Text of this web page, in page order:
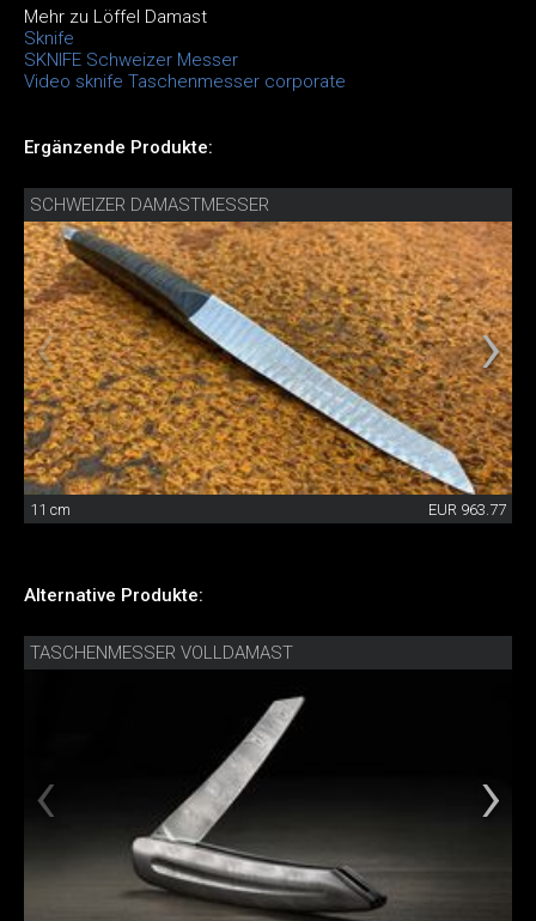
Mehr zu Löffel Damast
Sknife
SKNIFE Schweizer Messer
Video sknife Taschenmesser corporate
Ergänzende Produkte:
SCHWEIZER DAMASTMESSER
11 cm EUR 963.77
Alternative Produkte:
TASCHENMESSER VOLLDAMAST